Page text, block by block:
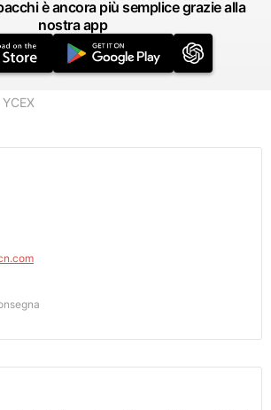
è ancora più semplice grazie alla
nostra app
YCEX